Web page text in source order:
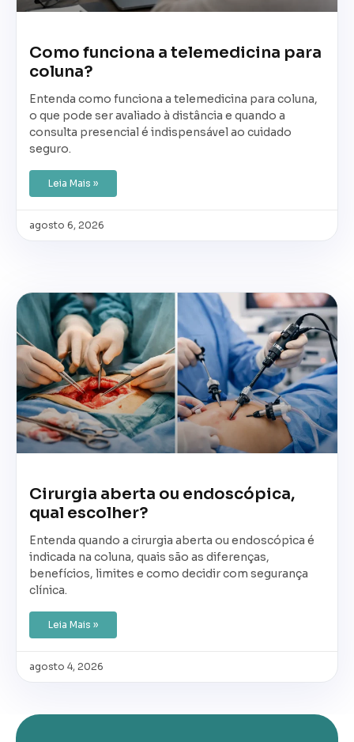
Como funciona a telemedicina para
coluna?
Entenda como funciona a telemedicina para coluna,
o que pode ser avaliado à distância e quando a
consulta presencial é indispensável ao cuidado
seguro.
Leia Mais »
agosto 6, 2026
Cirurgia aberta ou endoscópica,
qual escolher?
Entenda quando a cirurgia aberta ou endoscópica é
indicada na coluna, quais são as diferenças,
benefícios, limites e como decidir com segurança
clínica.
Leia Mais »
agosto 4, 2026